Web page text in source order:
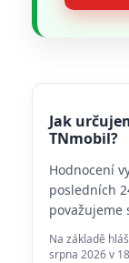
Jak
TNmobil?
Hodnocení
posledních
považujeme
Na základě
srpna 2026 v